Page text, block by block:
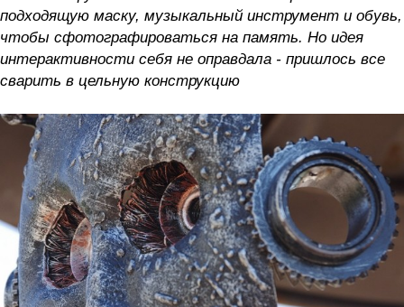
подходящую маску, музыкальный инструмент и обувь,
чтобы сфотографироваться на память. Но идея
интерактивности себя не оправдала - пришлось все
сварить в цельную конструкцию